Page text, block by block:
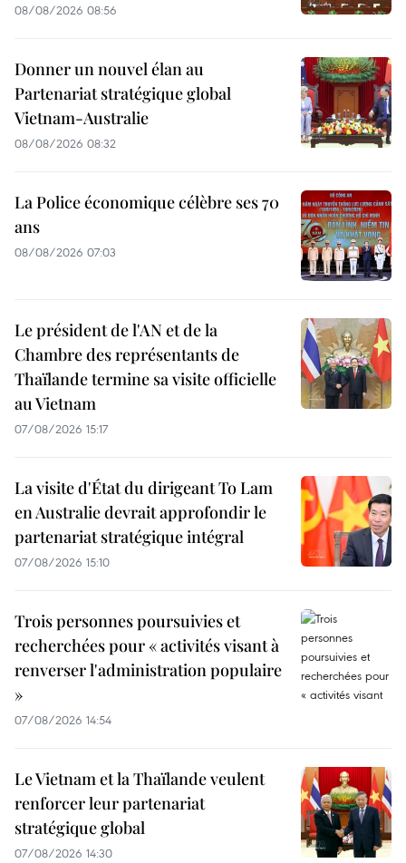
08/08/2026 08:56
Donner un nouvel élan au
Partenariat stratégique global
Vietnam-Australie
08/08/2026 08:32
La Police économique célèbre ses 70
ans
08/08/2026 07:03
Le président de l'AN et de la
Chambre des représentants de
Thaïlande termine sa visite officielle
au Vietnam
07/08/2026 15:17
La visite d'État du dirigeant To Lam
en Australie devrait approfondir le
partenariat stratégique intégral
07/08/2026 15:10
Trois personnes poursuivies et
recherchées pour « activités visant à
renverser l'administration populaire
»
07/08/2026 14:54
Le Vietnam et la Thaïlande veulent
renforcer leur partenariat
stratégique global
07/08/2026 14:30